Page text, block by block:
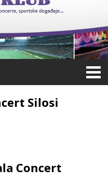
Silosi
Concert